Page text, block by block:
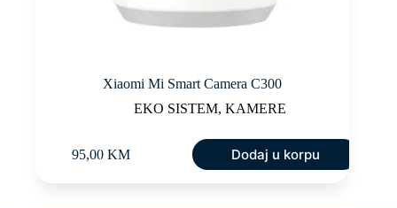
Xiaomi Mi Smart Camera C300
EKO SISTEM,KAMERE
95,00 KM Dodaj u korpu